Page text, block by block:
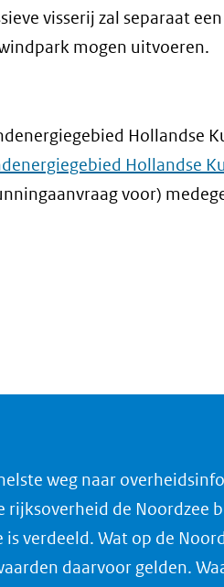
visserij zal separaat
mogen uitvoeren.
Hollandse
Hollandse
voor)
weg naar
rijksoverheid de Noordzee
verdeeld. Wat op de
daarvoor gelden.